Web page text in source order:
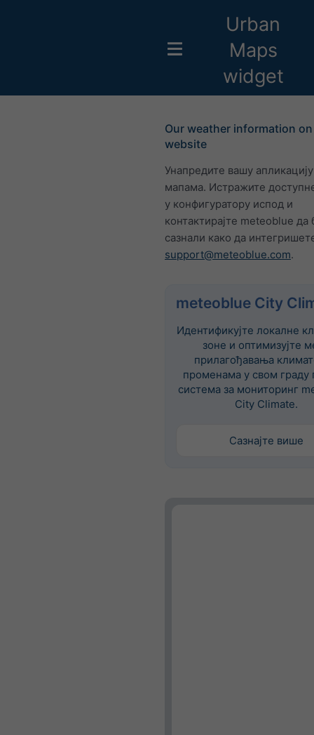
Urban
Maps
widget
Our weather information
website
Унапредите вашу
мапама. Истражите
у конфигуратору испод и
контактирајте meteoblue да
сазнали како да
support@meteoblue.com.
meteoblue City
Идентификујте локалне
зоне и оптимизујте
прилагођавања
променама у свом граду
система за мониторинг
City Climate.
Сазнајте више